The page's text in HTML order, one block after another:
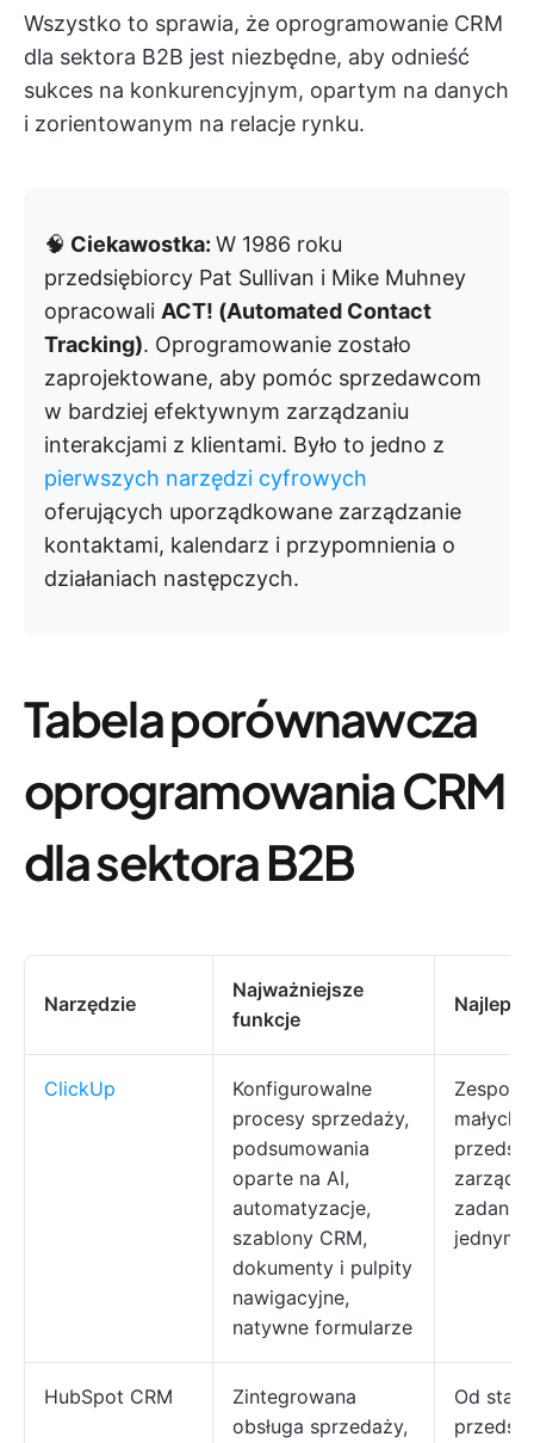
Wszystko to sprawia, że oprogramowanie CRM
dla sektora B2B jest niezbędne, aby odnieść
sukces na konkurencyjnym, opartym na danych
i zorientowanym na relacje rynku.
🧠 Ciekawostka: W 1986 roku
przedsiębiorcy Pat Sullivan i Mike Muhney
opracowali ACT! (Automated Contact
Tracking). Oprogramowanie zostało
zaprojektowane, aby pomóc sprzedawcom
w bardziej efektywnym zarządzaniu
interakcjami z klientami. Było to jedno z
pierwszych narzędzi cyfrowych
oferujących uporządkowane zarządzanie
kontaktami, kalendarz i przypomnienia o
działaniach następczych.
Tabela porównawcza
oprogramowania CRM
dla sektora B2B
Narzędzie
Najważniejsze
funkcje
ClickUp
Konfigurowalne
procesy sprzedaży,
podsumowania
oparte na AI,
automatyzacje,
szablony CRM,
dokumenty i pulpity
nawigacyjne,
natywne formularze
małych
jednym
HubSpot CRM
Zintegrowana
obsługa sprzedaży,
Od